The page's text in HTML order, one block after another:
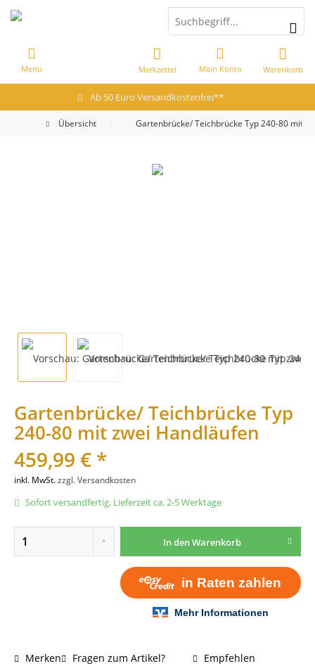
Ab 50 Euro Versandkostenfrei**
Warenkorb
Merkzettel Mein Konto
Menü
Übersicht Gartenbrücke/ Teichbrücke Typ 240-80 mit
Gartenbrücke/ Teichbrücke Typ
240-80 mit zwei Handläufen
459,99 € *
inkl. MwSt.zzgl. Versandkosten
Sofort versandfertig, Lieferzeit ca. 2-5 Werktage
In denWarenkorb
Merken Fragen zum Artikel? Empfehlen